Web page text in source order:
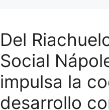
Del
Social
impulsa la
desarrollo